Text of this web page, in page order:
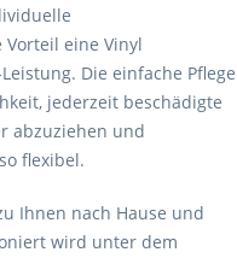
eine Vinyl
Die einfache Pflege
jederzeit beschädigte
abzuziehen und
flexibel.
Ihnen nach Hause und
wird unter dem